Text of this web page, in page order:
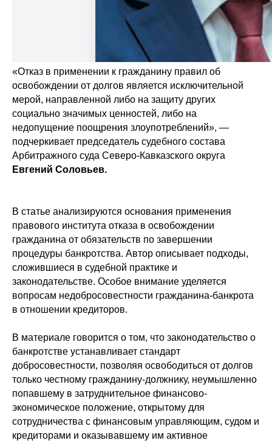
«Отказ в применении к гражданину правил об
освобождении от долгов является исключительной
мерой, направленной либо на защиту других
социально значимых ценностей, либо на
недопущение поощрения злоупотреблений», —
подчеркивает председатель судебного состава
Арбитражного суда Северо-Кавказского округа
Евгений Соловьев.
В статье анализируются основания применения
правового института отказа в освобождении
гражданина от обязательств по завершении
процедуры банкротства. Автор описывает подходы,
сложившиеся в судебной практике и
законодательстве. Особое внимание уделяется
вопросам недобросовестности гражданина-банкрота
в отношении кредиторов.
В материале говорится о том, что законодательство о
банкротстве устанавливает стандарт
добросовестности, позволяя освободиться от долгов
только честному гражданину-должнику, неумышленно
попавшему в затруднительное финансово-
экономическое положение, открытому для
сотрудничества с финансовым управляющим, судом и
кредиторами и оказывавшему им активное